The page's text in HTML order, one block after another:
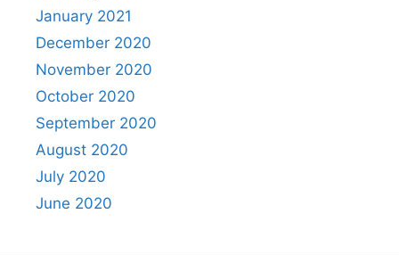
January 2021
December 2020
November 2020
October 2020
September 2020
August 2020
July 2020
June 2020